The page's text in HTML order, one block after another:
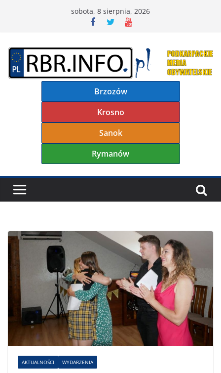
sobota, 8 sierpnia, 2026
Brzozów
Krosno
Sanok
Rymanów
AKTUALNOŚCI WYDARZENIA